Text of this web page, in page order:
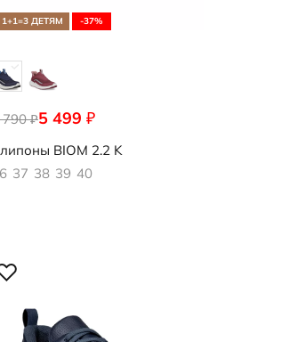
1+1=3 ДЕТЯМ -37%
5 499 ₽
790₽10303
BIOM 2.2 K
37 38 39 40